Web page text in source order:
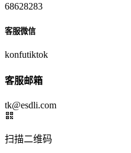
68628283
客服微信
konfutiktok
客服邮箱
tk@esdli.com
扫描二维码